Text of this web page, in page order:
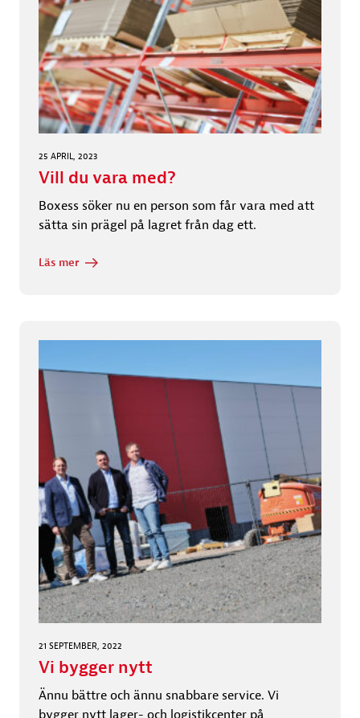
25 APRIL, 2023
Vill du vara med?
Boxess söker nu en person som får vara med att
sätta sin prägel på lagret från dag ett.
Läs mer
21 SEPTEMBER, 2022
Vi bygger nytt
Ännu bättre och ännu snabbare service. Vi
bygger nytt lager- och logistikcenter på